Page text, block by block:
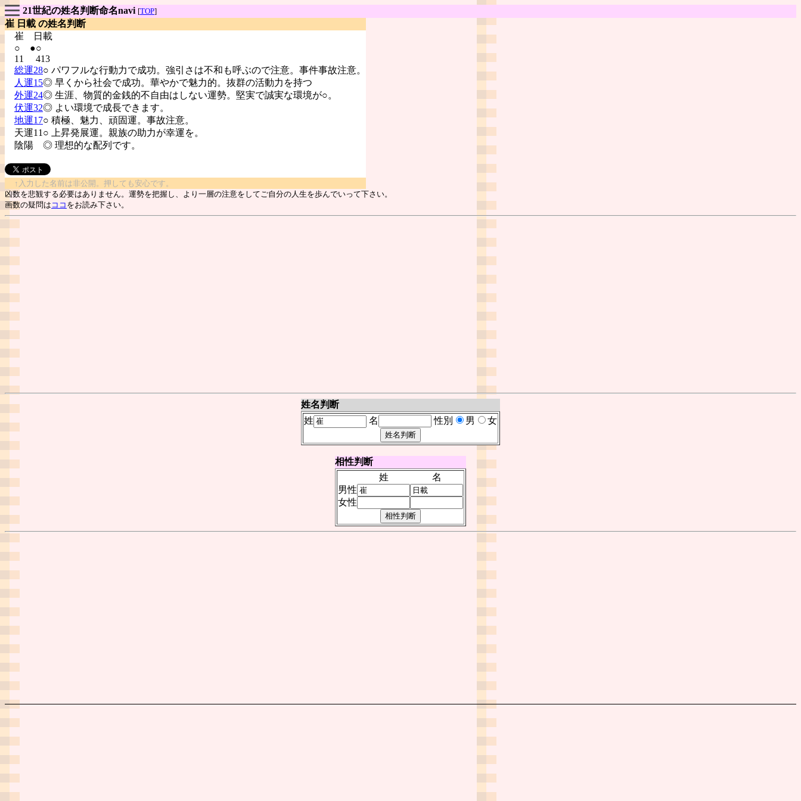
21世紀の姓名判断命名navi [TOP]
崔 日載 の姓名判断
崔
日載
○ ●○
11 413
総運28○ パワフルな行動力で成功。強引さは不和も呼ぶので注意。事件事故注意。
人運15◎ 早くから社会で成功。華やかで魅力的。抜群の活動力を持つ
外運24◎ 生涯、物質的金銭的不自由はしない運勢。堅実で誠実な環境が○。
伏運32◎ よい環境で成長できます。
地運17○ 積極、魅力、頑固運。事故注意。
天運11○ 上昇発展運。親族の助力が幸運を。
陰陽 ◎ 理想的な配列です。
↑入力した名前は非公開。押しても安心です。
凶数を悲観する必要はありません。運勢を把握し、より一層の注意をしてご自分の人生を歩んでいって下さい。
画数の疑問は ココ をお読み下さい。
姓名判断
姓
名 性別 男 女
相性判断
姓
名
男性
女性